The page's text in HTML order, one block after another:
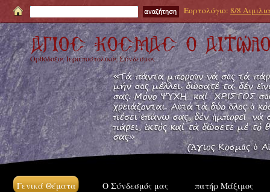
Εορτολόγιο: 8/8
Ορθόδοξος Ιεραποστολικός Σύνδεσμος
Γενικά Θέματα Ο Σύνδεσμός μας πατήρ Μάξιμος